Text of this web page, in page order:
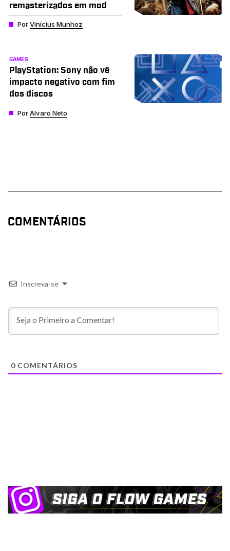
remasterizados em mod
PorVinícius Munhoz
GAMES
PlayStation: Sony não vê
impacto negativo com fim
dos discos
PorAlvaro Neto
COMENTÁRIOS
Inscreva-se
0 COMENTÁRIOS